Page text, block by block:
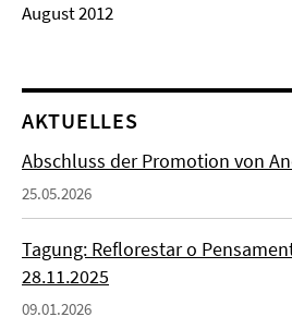
August 2012
AKTUELLES
Abschluss der Promotion von
25.05.2026
Tagung: Reflorestar o
28.11.2025
09.01.2026